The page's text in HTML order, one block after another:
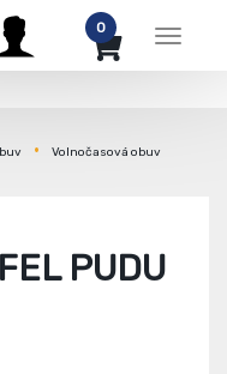
Menu
0
Volnočasová obuv
PUDU